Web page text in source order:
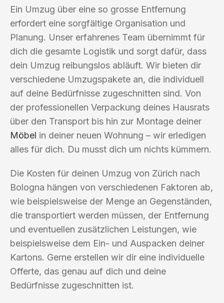
Ein Umzug über eine so grosse Entfernung
erfordert eine sorgfältige Organisation und
Planung. Unser erfahrenes Team übernimmt für
dich die gesamte Logistik und sorgt dafür, dass
dein Umzug reibungslos abläuft. Wir bieten dir
verschiedene Umzugspakete an, die individuell
auf deine Bedürfnisse zugeschnitten sind. Von
der professionellen Verpackung deines Hausrats
über den Transport bis hin zur Montage deiner
Möbel in deiner neuen Wohnung – wir erledigen
alles für dich. Du musst dich um nichts kümmern.
Die Kosten für deinen Umzug von Zürich nach
Bologna hängen von verschiedenen Faktoren ab,
wie beispielsweise der Menge an Gegenständen,
die transportiert werden müssen, der Entfernung
und eventuellen zusätzlichen Leistungen, wie
beispielsweise dem Ein- und Auspacken deiner
Kartons. Gerne erstellen wir dir eine individuelle
Offerte, das genau auf dich und deine
Bedürfnisse zugeschnitten ist.